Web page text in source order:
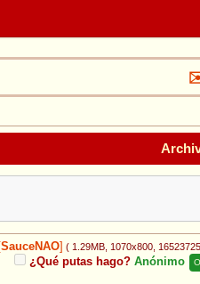
SauceNAO ( 1.29MB , 1070x800 ,
¿Qué putas hago? Anónimo